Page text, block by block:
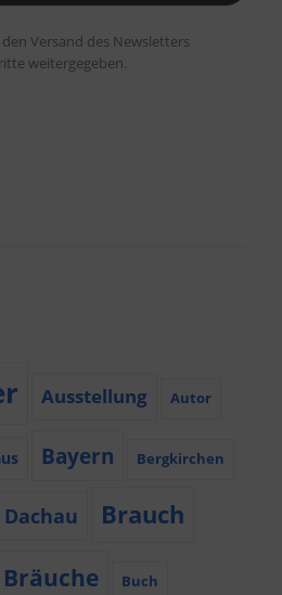
Versand des Newsletters
weitergegeben.
Ausstellung Autor
Bayern Bergkirchen
Brauch
Bräuche Buch